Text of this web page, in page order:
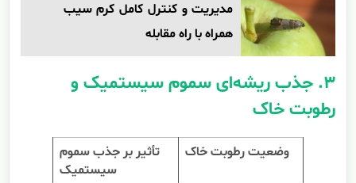
مدیریت و کنترل کامل کرم سیب
همراه با راه مقابله
۳. جذب ریشه‌ای سموم سیستمیک و
رطوبت خاک
وضعیت رطوبت خاک
تأثیر بر جذب سموم
سیستمیک